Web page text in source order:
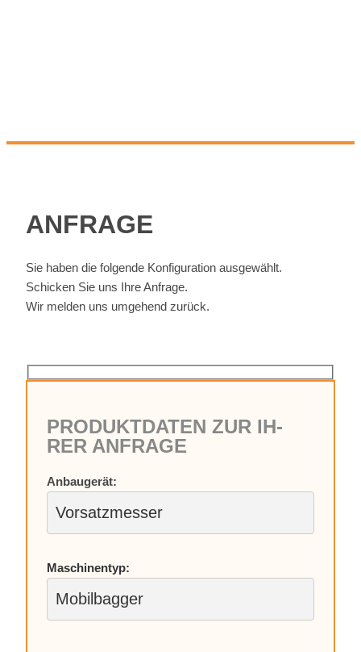
AN­FRA­GE
Sie ha­ben die fol­gen­de Kon­fi­gu­ra­ti­on aus­ge­wählt.
Schi­cken Sie uns Ihre An­fra­ge.
Wir mel­den uns um­ge­hend zu­rück.
PRO­DUKT­DA­TEN ZUR IH­
RER AN­FRA­GE
An­bau­ge­rät:
Ma­schi­nen­typ: